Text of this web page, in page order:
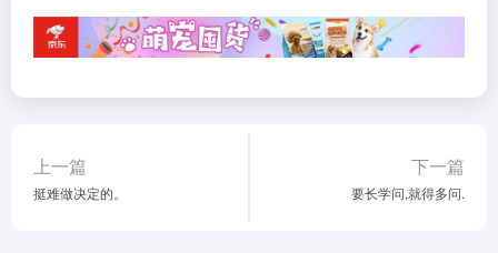
上一篇
挺难做决定的。
下一篇
要长学问,就得多问.